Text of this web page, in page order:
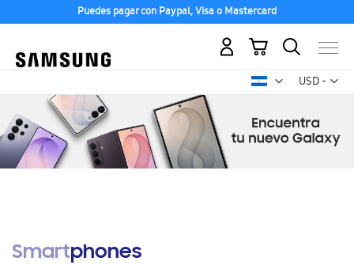
Puedes pagar con Paypal, Visa o Mastercard
USD -
dólar
Mi carrito
Smartphones